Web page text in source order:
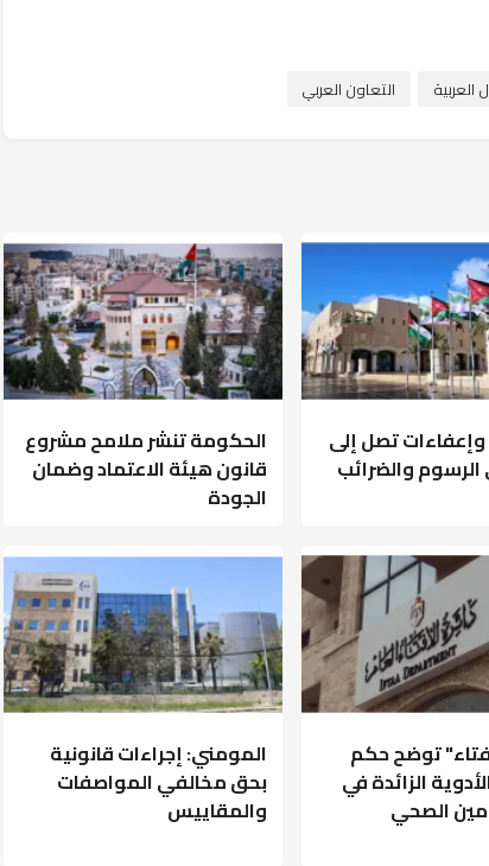
التعاون العربي
تصل إلى
الرسوم والضرائب
الحكومة تنشر ملامح مشروع
قانون هيئة الاعتماد وضمان
الجودة
توضح حكم
الزائدة في
الصحي
المومني: إجراءات قانونية
بحق مخالفي المواصفات
والمقاييس